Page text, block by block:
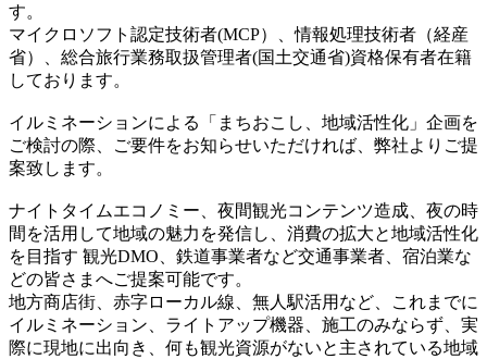
す。
マイクロソフト認定技術者(MCP）、情報処理技術者（経産
省）、総合旅行業務取扱管理者(国土交通省)資格保有者在籍
しております。
イルミネーションによる「まちおこし、地域活性化」企画を
ご検討の際、ご要件をお知らせいただければ、弊社よりご提
案致します。
ナイトタイムエコノミー、夜間観光コンテンツ造成、夜の時
間を活用して地域の魅力を発信し、消費の拡大と地域活性化
を目指す 観光DMO、鉄道事業者など交通事業者、宿泊業な
どの皆さまへご提案可能です。
地方商店街、赤字ローカル線、無人駅活用など、これまでに
イルミネーション、ライトアップ機器、施工のみならず、実
際に現地に出向き、何も観光資源がないと主されている地域